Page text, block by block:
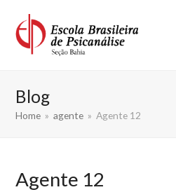
Blog
Home » agente » Agente 12
Agente 12